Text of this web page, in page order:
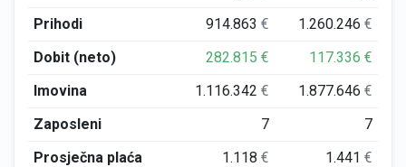
Prihodi
914.863€ 1.260.246€
Dobit (neto)
282.815€ 117.336€
Imovina
1.116.342€ 1.877.646€
Zaposleni
7
7
Prosječna plaća
1.118€ 1.441€